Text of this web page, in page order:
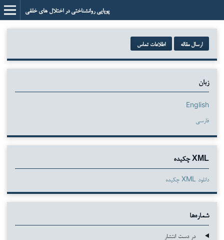
پویایی روانشناختی در اختلال های خلقی
ارسال مقاله اطلاعات تماس
زبان
English
فارسی
XML چکیده
دانلود XML چکیده
شماره‌ها
در دست انتشار